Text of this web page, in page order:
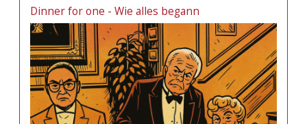
Dinner for one - Wie alles begann